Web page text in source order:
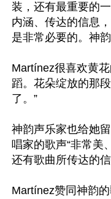
装，还有最重要的
内涵、传达的信息
是非常必要的。神
Martínez很喜欢黄
蹈。花朵绽放的那
了。”
神韵声乐家也给她
唱家的歌声“非常美
还有歌曲所传达的信
Martínez赞同神韵